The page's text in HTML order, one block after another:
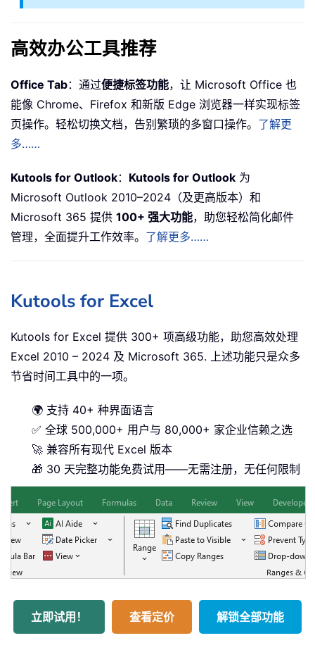
高效办公工具推荐
Office Tab：通过便捷标签功能，让 Microsoft Office 也
能像 Chrome、Firefox 和新版 Edge 浏览器一样实现标签
页操作。轻松切换文档，告别繁琐的多窗口操作。 了解更
多……
Kutools for Outlook： Kutools for Outlook 为
Microsoft Outlook 2010–2024（及更高版本）和
Microsoft 365 提供 100+ 强大功能，助您轻松简化邮件
管理，全面提升工作效率。 了解更多……
Kutools for Excel
Kutools for Excel 提供 300+ 项高级功能，助您高效处理
Excel 2010 – 2024 及 Microsoft 365. 上述功能只是众多
节省时间工具中的一项。
🌍 支持 40+ 种界面语言
✅ 全球 500,000+ 用户与 80,000+ 家企业信赖之选
🚀 兼容所有现代 Excel 版本
🎁 30 天完整功能免费试用——无需注册，无任何限制
立即试用！ 查看定价 解锁全部功能